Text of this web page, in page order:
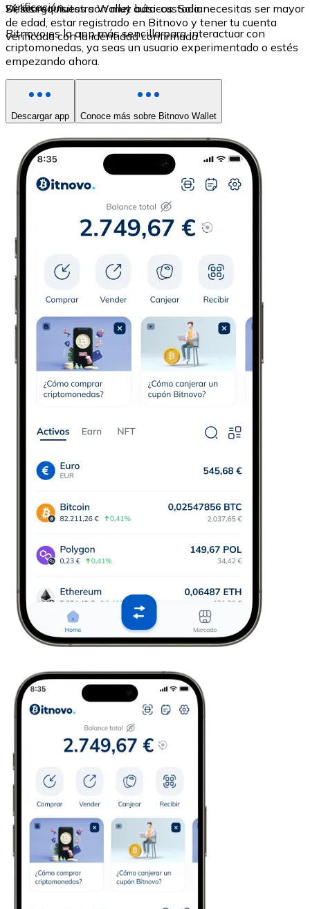
verificación.
Sí, los requisitos son muy básicos. Solo necesitas ser mayor
de edad, estar registrado en Bitnovo y tener tu cuenta
verificada con la identidad confirmada.
Descarga nuestra Wallet auto-custodia
Bitnovo es la app más sencilla para interactuar con
criptomonedas, ya seas un usuario experimentado o estés
empezando ahora.
Descargar app Conoce más sobre Bitnovo Wallet